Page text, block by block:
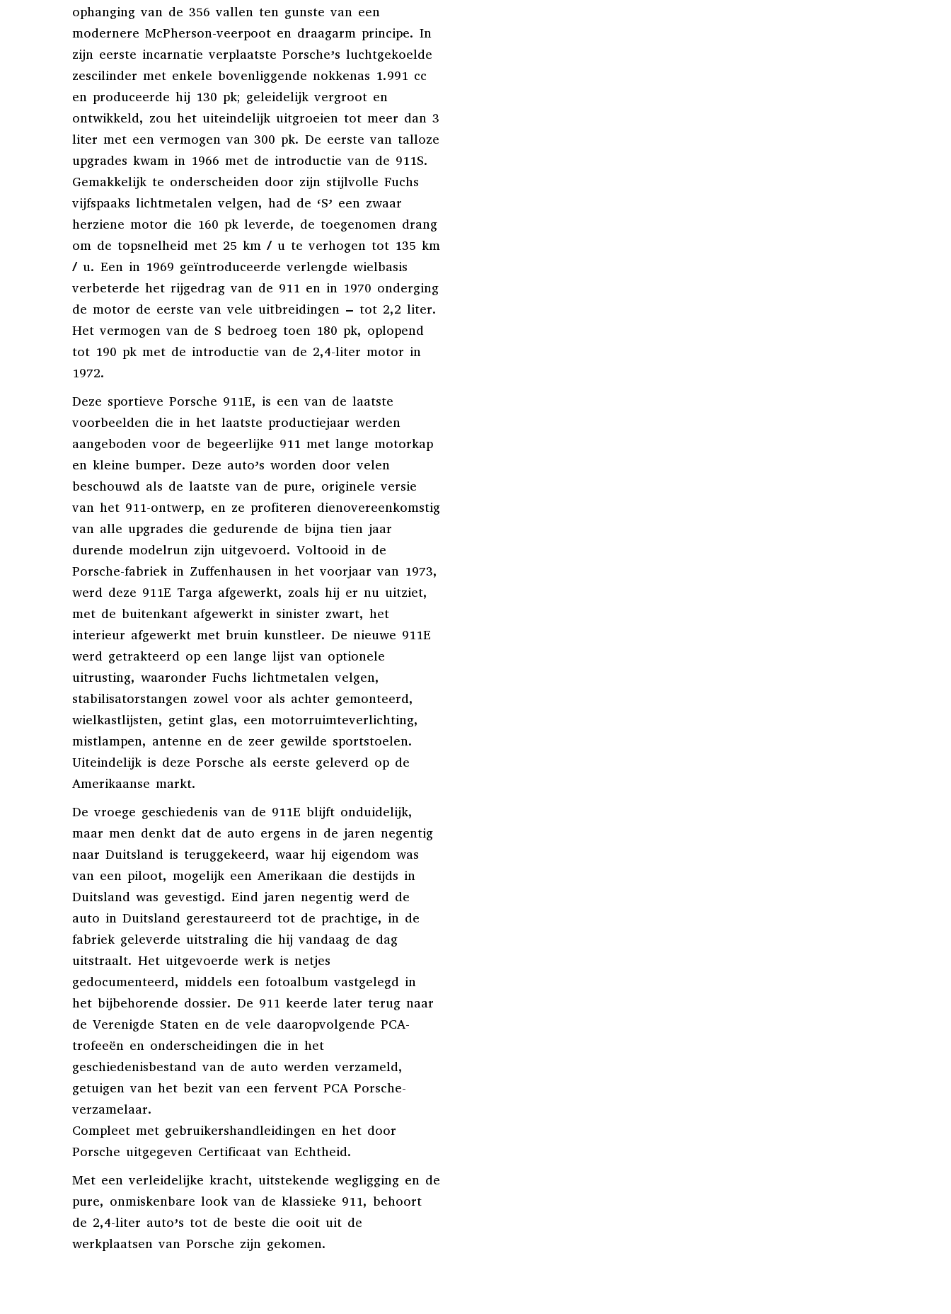
ophanging van de 356 vallen ten gunste van een
modernere McPherson-veerpoot en draagarm principe. In
zijn eerste incarnatie verplaatste Porsche’s luchtgekoelde
zescilinder met enkele bovenliggende nokkenas 1.991 cc
en produceerde hij 130 pk; geleidelijk vergroot en
ontwikkeld, zou het uiteindelijk uitgroeien tot meer dan 3
liter met een vermogen van 300 pk. De eerste van talloze
upgrades kwam in 1966 met de introductie van de 911S.
Gemakkelijk te onderscheiden door zijn stijlvolle Fuchs
vijfspaaks lichtmetalen velgen, had de ‘S’ een zwaar
herziene motor die 160 pk leverde, de toegenomen drang
om de topsnelheid met 25 km / u te verhogen tot 135 km
/ u. Een in 1969 geïntroduceerde verlengde wielbasis
verbeterde het rijgedrag van de 911 en in 1970 onderging
de motor de eerste van vele uitbreidingen – tot 2,2 liter.
Het vermogen van de S bedroeg toen 180 pk, oplopend
tot 190 pk met de introductie van de 2,4-liter motor in
1972.
Deze sportieve Porsche 911E, is een van de laatste
voorbeelden die in het laatste productiejaar werden
aangeboden voor de begeerlijke 911 met lange motorkap
en kleine bumper. Deze auto’s worden door velen
beschouwd als de laatste van de pure, originele versie
van het 911-ontwerp, en ze profiteren dienovereenkomstig
van alle upgrades die gedurende de bijna tien jaar
durende modelrun zijn uitgevoerd. Voltooid in de
Porsche-fabriek in Zuffenhausen in het voorjaar van 1973,
werd deze 911E Targa afgewerkt, zoals hij er nu uitziet,
met de buitenkant afgewerkt in sinister zwart, het
interieur afgewerkt met bruin kunstleer. De nieuwe 911E
werd getrakteerd op een lange lijst van optionele
uitrusting, waaronder Fuchs lichtmetalen velgen,
stabilisatorstangen zowel voor als achter gemonteerd,
wielkastlijsten, getint glas, een motorruimteverlichting,
mistlampen, antenne en de zeer gewilde sportstoelen.
Uiteindelijk is deze Porsche als eerste geleverd op de
Amerikaanse markt.
De vroege geschiedenis van de 911E blijft onduidelijk,
maar men denkt dat de auto ergens in de jaren negentig
naar Duitsland is teruggekeerd, waar hij eigendom was
van een piloot, mogelijk een Amerikaan die destijds in
Duitsland was gevestigd. Eind jaren negentig werd de
auto in Duitsland gerestaureerd tot de prachtige, in de
fabriek geleverde uitstraling die hij vandaag de dag
uitstraalt. Het uitgevoerde werk is netjes
gedocumenteerd, middels een fotoalbum vastgelegd in
het bijbehorende dossier. De 911 keerde later terug naar
de Verenigde Staten en de vele daaropvolgende PCA-
trofeeën en onderscheidingen die in het
geschiedenisbestand van de auto werden verzameld,
getuigen van het bezit van een fervent PCA Porsche-
verzamelaar.
Compleet met gebruikershandleidingen en het door
Porsche uitgegeven Certificaat van Echtheid.
Met een verleidelijke kracht, uitstekende wegligging en de
pure, onmiskenbare look van de klassieke 911, behoort
de 2,4-liter auto’s tot de beste die ooit uit de
werkplaatsen van Porsche zijn gekomen.